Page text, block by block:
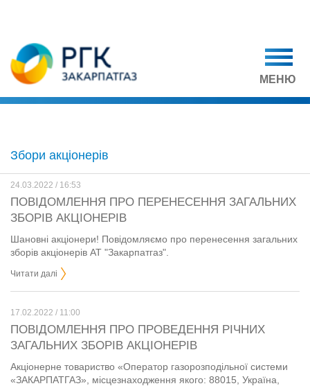
МЕНЮ
Збори акціонерів
24.03.2022 / 16:53
ПОВІДОМЛЕННЯ ПРО ПЕРЕНЕСЕННЯ ЗАГАЛЬНИХ
ЗБОРІВ АКЦІОНЕРІВ
Шановні акціонери! Повідомляємо про перенесення загальних
зборів акціонерів АТ "Закарпатгаз".
Читати далі
17.02.2022 / 11:00
ПОВІДОМЛЕННЯ ПРО ПРОВЕДЕННЯ РІЧНИХ
ЗАГАЛЬНИХ ЗБОРІВ АКЦІОНЕРІВ
Акціонерне товариство «Оператор газорозподільної системи
«ЗАКАРПАТГАЗ», місцезнаходження якого: 88015, Україна,